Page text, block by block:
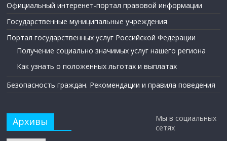
Официальный интеренет-портал правовой информации
Государственные муниципальные учреждения
Портал государственных услуг Российской Федерации
Получение социально значимых услуг нашего региона
Как узнать о положенных льготах и выплатах
Безопасность граждан. Рекомендации и правила поведения
Архивы
Мы в социальных
сетях